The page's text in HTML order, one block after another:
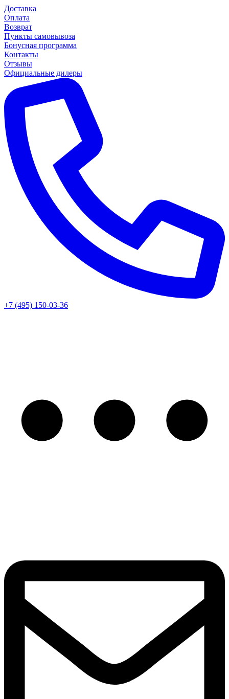
Доставка
Оплата
Возврат
Пункты самовывоза
Бонусная программа
Контакты
Отзывы
Официальные дилеры
+7 (495) 150-03-36